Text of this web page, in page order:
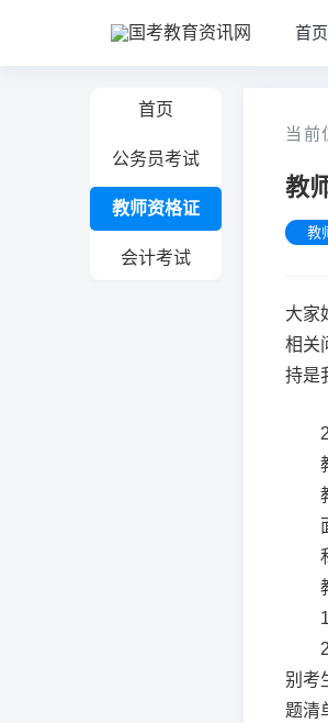
首页
首页
公务员考试
教师资格证
会计考试
当前
教
教
大家
相关
持是
教
教
面
私
教
1.
2.
别考
题清